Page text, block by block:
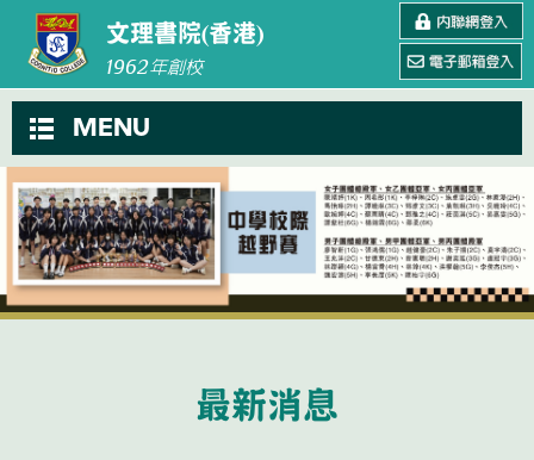
文理書院(香港)
1962年創校
MENU
最新消息